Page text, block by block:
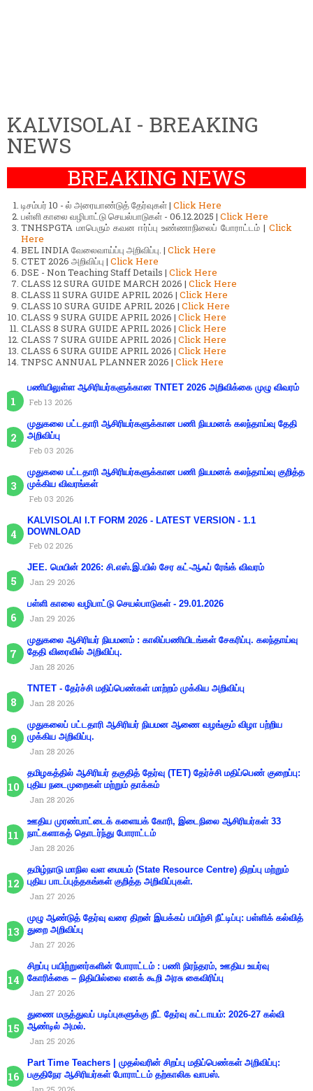
KALVISOLAI - BREAKING
NEWS
BREAKING NEWS
டிசம்பர் 10 - ல் அரையாண்டுத் தேர்வுகள் | Click Here
பள்ளி காலை வழிபாட்டு செயல்பாடுகள் - 06.12.2025 | Click Here
TNHSPGTA மாபெரும் கவன ஈர்ப்பு உண்ணாநிலைப் போராட்டம் | Click
Here
BEL INDIA வேலைவாய்ப்பு அறிவிப்பு. | Click Here
CTET 2026 அறிவிப்பு | Click Here
DSE - Non Teaching Staff Details | Click Here
CLASS 12 SURA GUIDE MARCH 2026 | Click Here
CLASS 11 SURA GUIDE APRIL 2026 | Click Here
CLASS 10 SURA GUIDE APRIL 2026 | Click Here
CLASS 9 SURA GUIDE APRIL 2026 | Click Here
CLASS 8 SURA GUIDE APRIL 2026 | Click Here
CLASS 7 SURA GUIDE APRIL 2026 | Click Here
CLASS 6 SURA GUIDE APRIL 2026 | Click Here
TNPSC ANNUAL PLANNER 2026 | Click Here
பணியிலுள்ள ஆசிரியர்களுக்கான TNTET 2026 அறிவிக்கை முழு விவரம்
Feb 13 2026
முதுகலை பட்டதாரி ஆசிரியர்களுக்கான பணி நியமனக் கலந்தாய்வு தேதி
அறிவிப்பு
Feb 03 2026
முதுகலை பட்டதாரி ஆசிரியர்களுக்கான பணி நியமனக் கலந்தாய்வு குறித்த
முக்கிய விவரங்கள்
Feb 03 2026
KALVISOLAI I.T FORM 2026 - LATEST VERSION - 1.1
DOWNLOAD
Feb 02 2026
JEE. மெயின் 2026: சி.எஸ்.இ.யில் சேர கட்-ஆஃப் ரேங்க் விவரம்
Jan 29 2026
பள்ளி காலை வழிபாட்டு செயல்பாடுகள் - 29.01.2026
Jan 29 2026
முதுகலை ஆசிரியர் நியமனம் : காலிப்பணியிடங்கள் சேகரிப்பு. கலந்தாய்வு
தேதி விரைவில் அறிவிப்பு.
Jan 28 2026
TNTET - தேர்ச்சி மதிப்பெண்கள் மாற்றம் முக்கிய அறிவிப்பு
Jan 28 2026
முதுகலைப் பட்டதாரி ஆசிரியர் நியமன ஆணை வழங்கும் விழா பற்றிய
முக்கிய அறிவிப்பு.
Jan 28 2026
தமிழகத்தில் ஆசிரியர் தகுதித் தேர்வு (TET) தேர்ச்சி மதிப்பெண் குறைப்பு:
புதிய நடைமுறைகள் மற்றும் தாக்கம்
Jan 28 2026
ஊதிய முரண்பாட்டைக் களையக் கோரி, இடைநிலை ஆசிரியர்கள் 33
நாட்களாகத் தொடர்ந்து போராட்டம்
Jan 28 2026
தமிழ்நாடு மாநில வள மையம் (State Resource Centre) திறப்பு மற்றும்
புதிய பாடப்புத்தகங்கள் குறித்த அறிவிப்புகள்.
Jan 27 2026
முழு ஆண்டுத் தேர்வு வரை திறன் இயக்கப் பயிற்சி நீட்டிப்பு: பள்ளிக் கல்வித்
துறை அறிவிப்பு
Jan 27 2026
சிறப்பு பயிற்றுனர்களின் போராட்டம் : பணி நிரந்தரம், ஊதிய உயர்வு
கோரிக்கை – நிதியில்லை எனக் கூறி அரசு கைவிரிப்பு
Jan 27 2026
துணை மருத்துவப் படிப்புகளுக்கு நீட் தேர்வு கட்டாயம்: 2026-27 கல்வி
ஆண்டில் அமல்.
Jan 25 2026
Part Time Teachers | முதல்வரின் சிறப்பு மதிப்பெண்கள் அறிவிப்பு:
பகுதிநேர ஆசிரியர்கள் போராட்டம் தற்காலிக வாபஸ்.